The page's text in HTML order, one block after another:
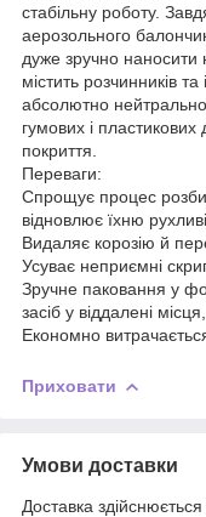
стабільну роботу.
аерозольного
дуже зручно наносити
містить розчинників
абсолютно
гумових і
покриття.
Переваги:
Спрощує процес
відновлює їхню
Видаляє корозію й
Усуває неприємні
Зручне паковання у
засіб у віддалені
Економно
Приховати
Умови доставки
Доставка